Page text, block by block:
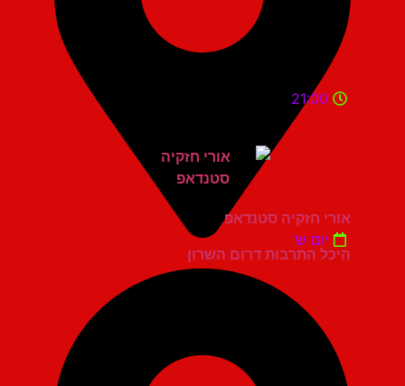
היכל התרבות דרום השרון
21:00
אורי חזקיה סטנדאפ
יום ש'